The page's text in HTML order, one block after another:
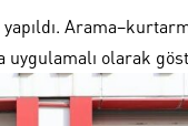
uygulamalı olarak